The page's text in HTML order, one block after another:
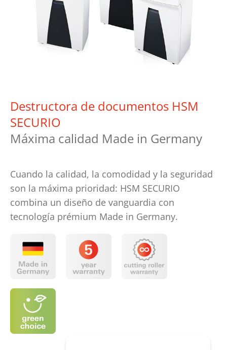
Destructora de documentos HSM
SECURIO
Máxima calidad Made in Germany
Cuando la calidad, la comodidad y la seguridad
son la máxima prioridad: HSM SECURIO
combina un diseño de vanguardia con
tecnología prémium Made in Germany.